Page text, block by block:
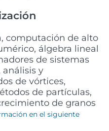
computación de alto
álgebra lineal
de sistemas
análisis y
de vórtices,
de partículas,
de granos
en el siguiente